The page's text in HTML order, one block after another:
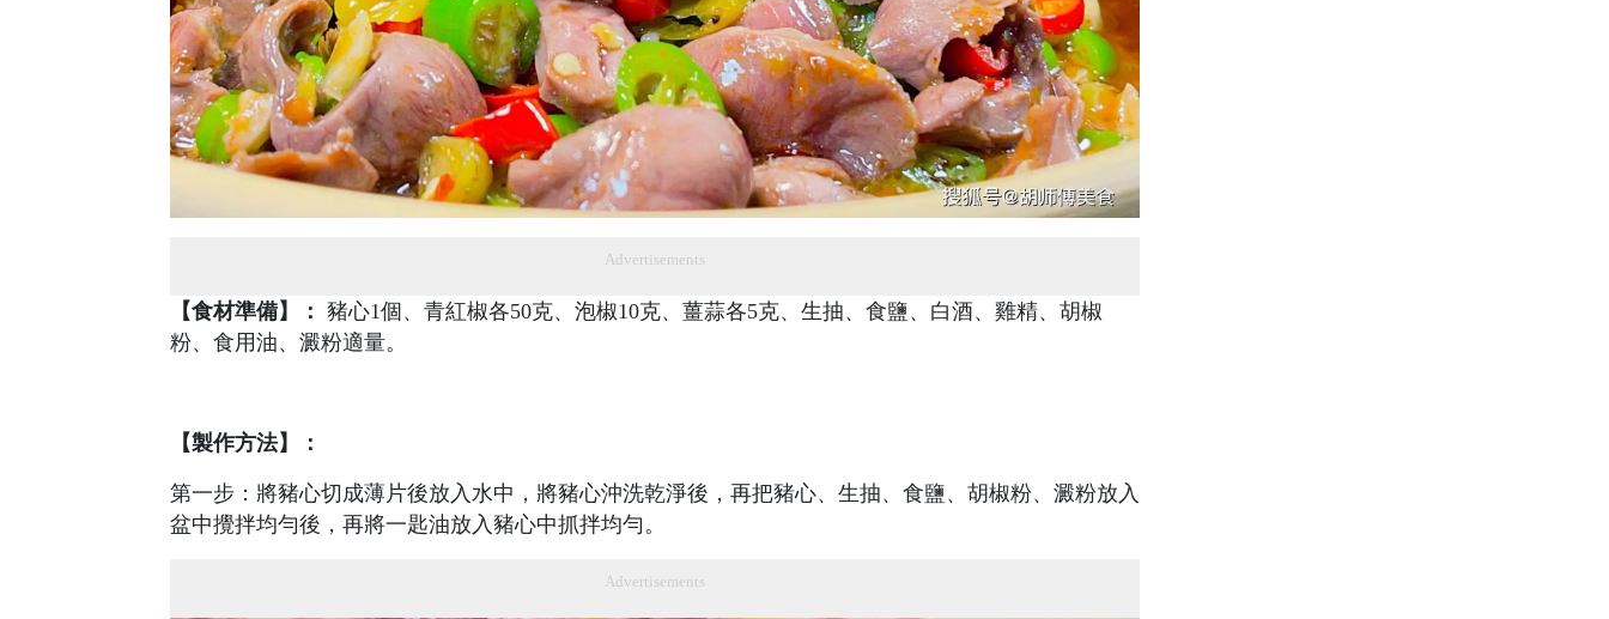
Advertisements
【食材準備】： 豬心1個、青紅椒各50克、泡椒10克、薑蒜各5克、生抽、食鹽、白酒、雞精、胡椒
粉、食用油、澱粉適量。
【製作方法】：
第一步：將豬心切成薄片後放入水中，將豬心沖洗乾淨後，再把豬心、生抽、食鹽、胡椒粉、澱粉放入
盆中攪拌均勻後，再將一匙油放入豬心中抓拌均勻。
Advertisements